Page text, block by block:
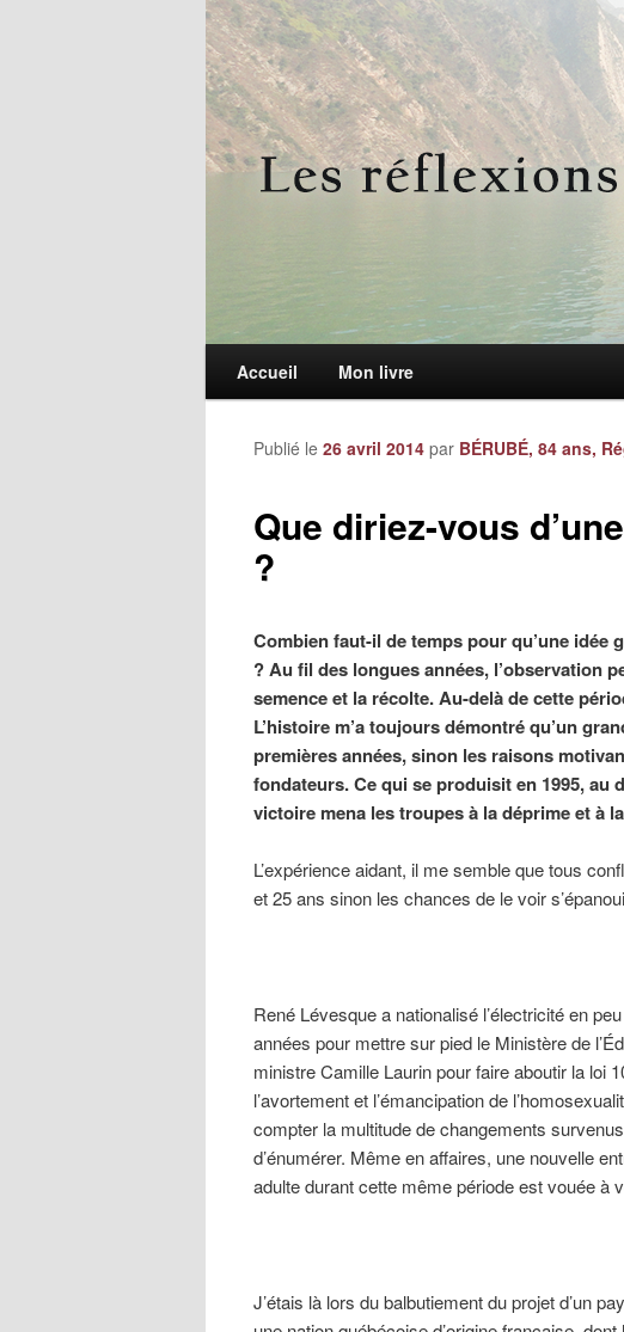
Les réflexions d'un
Le blogue des aînés de 65 ans et +
Aller au contenu principal
Aller au contenu secondaire
Accueil Mon livre
Que diriez-vous
?
Publié le 26 avril 2014 par BÉRUBÉ, 84 ans,
Combien faut-il de temps pour qu’une
? Au fil des longues années, l’observation
semence et la récolte. Au-delà de cette
L’histoire m’a toujours démontré qu’un
premières années, sinon les raisons
fondateurs. Ce qui se produisit en 1995, au
victoire mena les troupes à la déprime et à
L’expérience aidant, il me semble que tous
et 25 ans sinon les chances de le voir
René Lévesque a nationalisé l’électricité en
années pour mettre sur pied le Ministère de
ministre Camille Laurin pour faire aboutir la loi
l’avortement et l’émancipation de
compter la multitude de changements
d’énumérer. Même en affaires, une nouvelle
adulte durant cette même période est vouée à
J’étais là lors du balbutiement du projet d’un